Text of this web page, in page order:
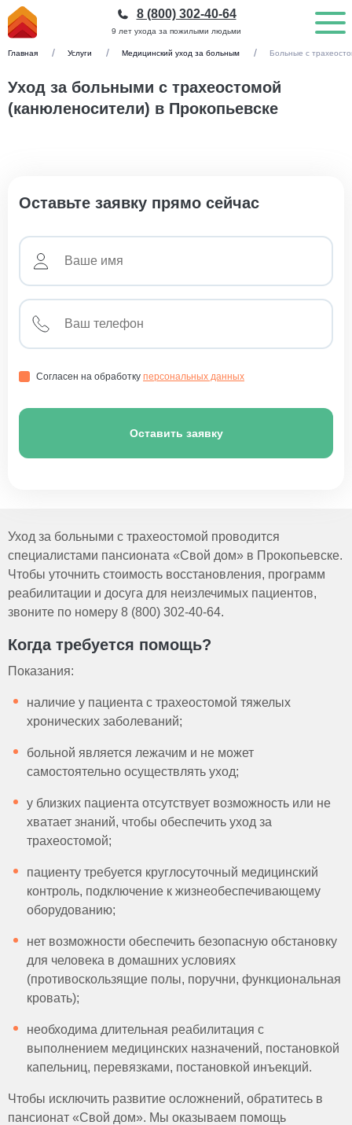
9 лет ухода за пожилыми людьми
8 (800) 302-40-64
Главная Услуги Медицинский уход за больным Больные с
Уход за больными с трахеостомой
(канюленосители) в Прокопьевске
Оставьте заявку прямо сейчас
Согласен на обработку персональных данных
Оставить заявку
Уход за больными с трахеостомой проводится
специалистами пансионата «Свой дом» в Прокопьевске.
Чтобы уточнить стоимость восстановления, программ
реабилитации и досуга для неизлечимых пациентов,
звоните по номеру 8 (800) 302-40-64.
Когда требуется помощь?
Показания:
наличие у пациента с трахеостомой тяжелых
хронических заболеваний;
больной является лежачим и не может
самостоятельно осуществлять уход;
у близких пациента отсутствует возможность или не
хватает знаний, чтобы обеспечить уход за
трахеостомой;
пациенту требуется круглосуточный медицинский
контроль, подключение к жизнеобеспечивающему
оборудованию;
нет возможности обеспечить безопасную обстановку
для человека в домашних условиях
(противоскользящие полы, поручни, функциональная
кровать);
необходима длительная реабилитация с
выполнением медицинских назначений, постановкой
капельниц, перевязками, постановкой инъекций.
Чтобы исключить развитие осложнений, обратитесь в
пансионат «Свой дом». Мы оказываем помощь